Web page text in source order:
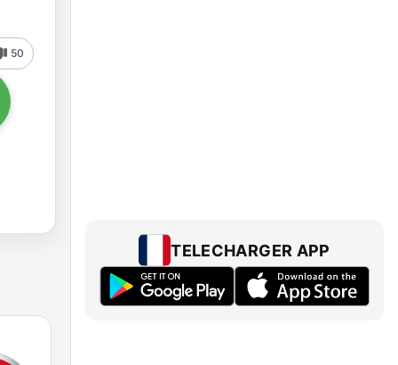
50
TELECHARGER APP